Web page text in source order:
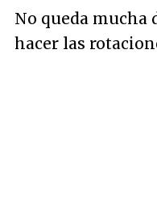
No queda mucha
hacer las